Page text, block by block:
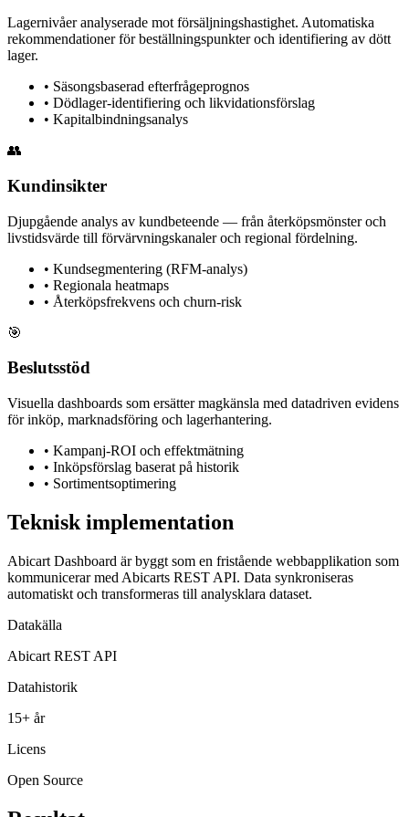
Lagernivåer analyserade mot försäljningshastighet. Automatiska
rekommendationer för beställningspunkter och identifiering av dött
lager.
• Säsongsbaserad efterfrågeprognos
• Dödlager-identifiering och likvidationsförslag
• Kapitalbindningsanalys
👥
Kundinsikter
Djupgående analys av kundbeteende — från återköpsmönster och
livstidsvärde till förvärvningskanaler och regional fördelning.
• Kundsegmentering (RFM-analys)
• Regionala heatmaps
• Återköpsfrekvens och churn-risk
🎯
Beslutsstöd
Visuella dashboards som ersätter magkänsla med datadriven evidens
för inköp, marknadsföring och lagerhantering.
• Kampanj-ROI och effektmätning
• Inköpsförslag baserat på historik
• Sortimentsoptimering
Teknisk implementation
Abicart Dashboard är byggt som en fristående webbapplikation som
kommunicerar med Abicarts REST API. Data synkroniseras
automatiskt och transformeras till analysklara dataset.
Datakälla
Abicart REST API
Datahistorik
15+ år
Licens
Open Source